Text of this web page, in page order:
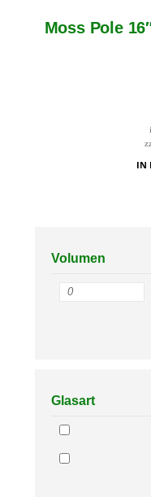
Moss Pole
IN
Volumen
Glasart